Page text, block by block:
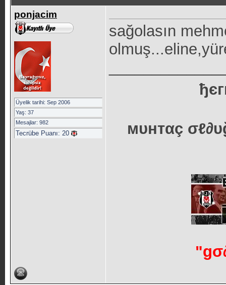
ponjacim
Üyelik tarihi: Sep 2006
Yaş: 37
Mesajlar: 982
Tecrübe Puanı: 20
sağolasın
мυнтαç